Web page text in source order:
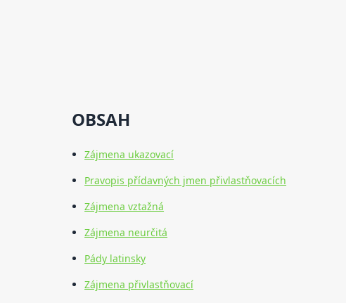
OBSAH
Zájmena ukazovací
Pravopis přídavných jmen přivlastňovacích
Zájmena vztažná
Zájmena neurčitá
Pády latinsky
Zájmena přivlastňovací